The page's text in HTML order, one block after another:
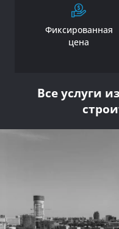
Фиксированная
цена
Все услуги